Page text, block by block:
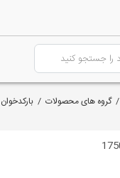
/گروه های محصولات / بارکدخوان